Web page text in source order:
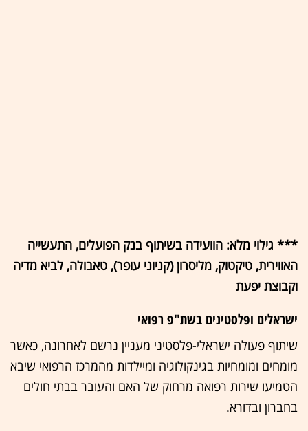
*** גילוי מלא: הוועידה בשיתוף בנק הפועלים, התעשייה
האווירית, טיקטוק, מליסרון (קניוני עופר), טאבולה, לביא מדיה
וקבוצת יפעת
ישראלים ופלסטינים בשת"פ רפואי
שיתוף פעולה ישראלי-פלסטיני מעניין נרשם לאחרונה, כאשר
מומחים ומומחיות בגינקולוגיה ומיילדות מהמרכז הרפואי שיבא
הטמיעו שירות רפואה מרחוק של האם והעובר בבתי חולים
בחברון ובדורא.